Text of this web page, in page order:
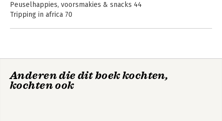
- Asian BBQ Flames
& Flavours
Peuselhappies, voorsmakies & snacks 44
Tripping in africa 70
Fiery veggies 170
Bigger, better bbq 182
Anderen die dit boek kochten,
kochten ook